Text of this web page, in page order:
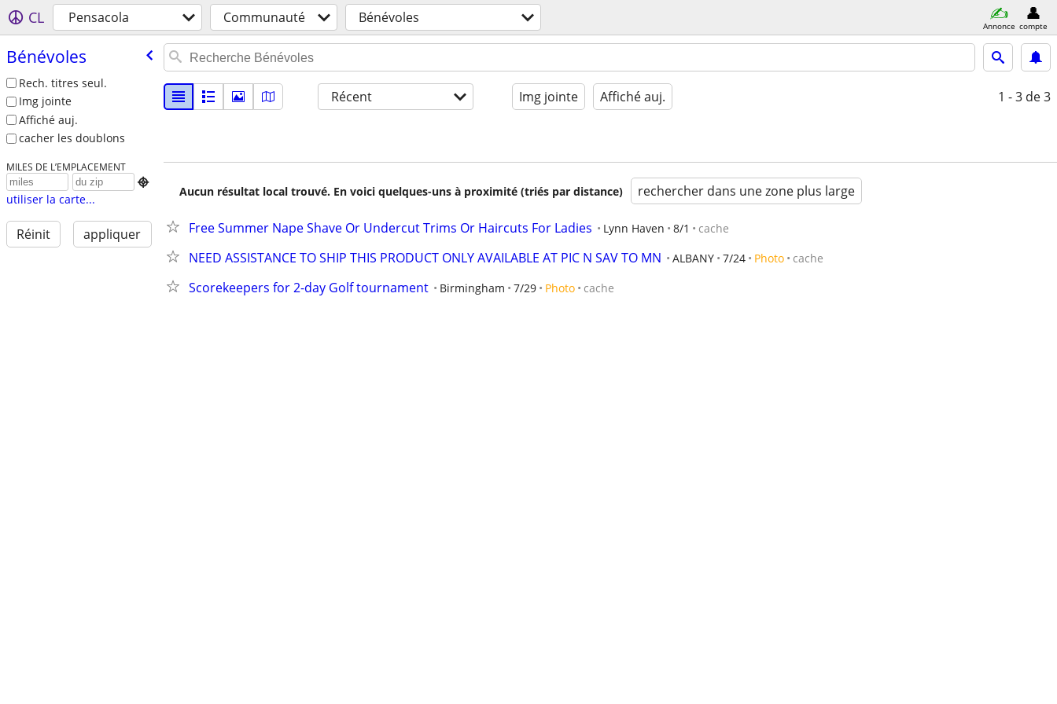
CL Pensacola Communauté Bénévoles Annonce compte
Bénévoles
Rech. titres seul.
Img jointe
Affiché auj.
cacher les doublons
MILES DE L’EMPLACEMENT

utiliser la carte...
Réinit appliquer
Récent Img jointe Affiché auj. 1 - 3 de 3
Aucun résultat local trouvé. En voici quelques-uns à proximité (triés par distance) rechercher dans une zone plus large
Free Summer Nape Shave Or Undercut Trims Or Haircuts For Ladies Lynn Haven 8/1 cache
NEED ASSISTANCE TO SHIP THIS PRODUCT ONLY AVAILABLE AT PIC N SAV TO MN ALBANY 7/24 Photo cache
Scorekeepers for 2-day Golf tournament Birmingham 7/29 Photo cache